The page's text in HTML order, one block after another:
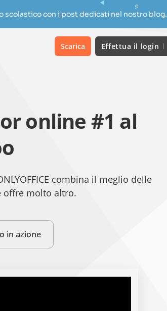
scolastico con i post dedicati nel nostro blog.
Scarica Effettua il login
online #1 al
combina il meglio delle
offre molto altro.
in azione